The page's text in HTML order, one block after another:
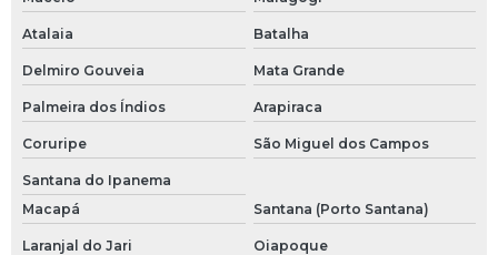
Atalaia Batalha
Delmiro Gouveia Mata Grande
Palmeira dos Índios Arapiraca
Coruripe São Miguel dos Campos
Santana do Ipanema
Macapá
Santana (Porto Santana)
Laranjal do Jari Oiapoque